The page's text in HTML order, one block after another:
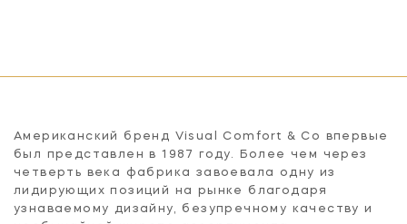
Американский бренд Visual Comfort & Co впервые
был представлен в 1987 году. Более чем через
четверть века фабрика завоевала одну из
лидирующих позиций на рынке благодаря
узнаваемому дизайну, безупречному качеству и